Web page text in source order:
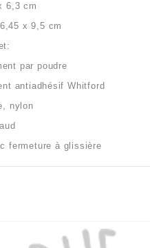
6,3 cm
x 9,5 cm
par poudre
antiadhésif Whitford
nylon
fermeture à glissière